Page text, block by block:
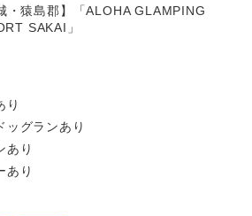
・猿島郡】「ALOHA GLAMPING
SAKAI」
り
ッグランあり
あり
あり